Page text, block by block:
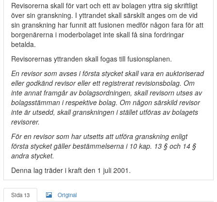
Revisorerna skall för vart och ett av bolagen yttra sig skriftligt
över sin granskning. I yttrandet skall särskilt anges om de vid
sin granskning har funnit att fusionen medför någon fara för att
borgenärerna i moderbolaget inte skall få sina fordringar
betalda.
Revisorernas yttranden skall fogas till fusionsplanen.
En revisor som avses i första stycket skall vara en auktoriserad
eller godkänd revisor eller ett registrerat revisionsbolag. Om
inte annat framgår av bolagsordningen, skall revisorn utses av
bolagsstämman i respektive bolag. Om någon särskild revisor
inte är utsedd, skall granskningen i stället utföras av bolagets
revisorer.
För en revisor som har utsetts att utföra granskning enligt
första stycket gäller bestämmelserna i 10 kap. 13 § och 14 §
andra stycket.
Denna lag träder i kraft den 1 juli 2001.
Sida 13 Original